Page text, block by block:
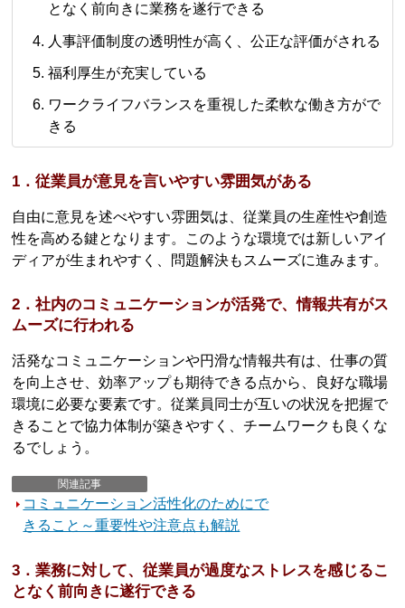
となく前向きに業務を遂行できる
人事評価制度の透明性が高く、公正な評価がされる
福利厚生が充実している
ワークライフバランスを重視した柔軟な働き方がで
きる
1．従業員が意見を言いやすい雰囲気がある
自由に意見を述べやすい雰囲気は、従業員の生産性や創造
性を高める鍵となります。このような環境では新しいアイ
ディアが生まれやすく、問題解決もスムーズに進みます。
2．社内のコミュニケーションが活発で、情報共有がス
ムーズに行われる
活発なコミュニケーションや円滑な情報共有は、仕事の質
を向上させ、効率アップも期待できる点から、良好な職場
環境に必要な要素です。従業員同士が互いの状況を把握で
きることで協力体制が築きやすく、チームワークも良くな
るでしょう。
関連記事
コミュニケーション活性化のためにで
きること～重要性や注意点も解説
3．業務に対して、従業員が過度なストレスを感じるこ
となく前向きに遂行できる